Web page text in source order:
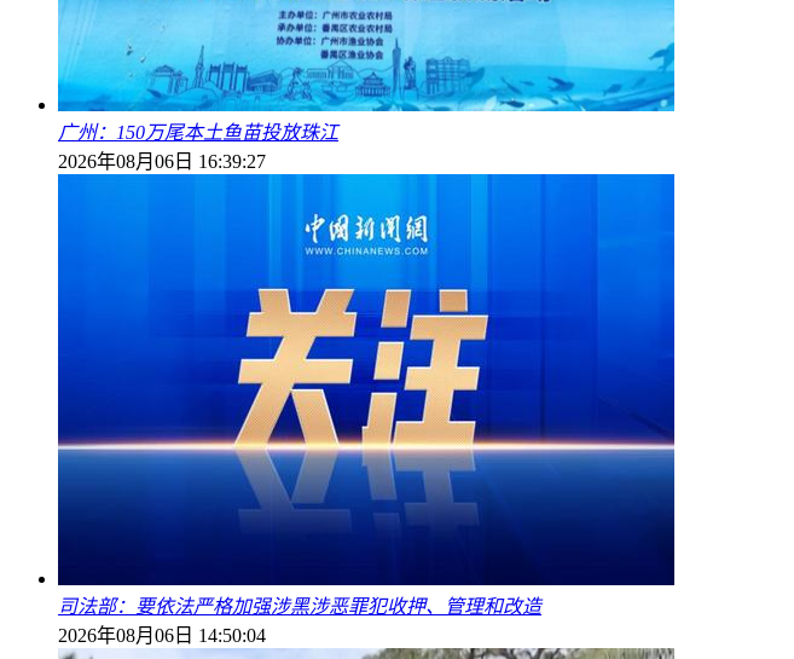
广州：150万尾本土鱼苗投放珠江
2026年08月06日 16:39:27
司法部：要依法严格加强涉黑涉恶罪犯收押、管理和改造
2026年08月06日 14:50:04